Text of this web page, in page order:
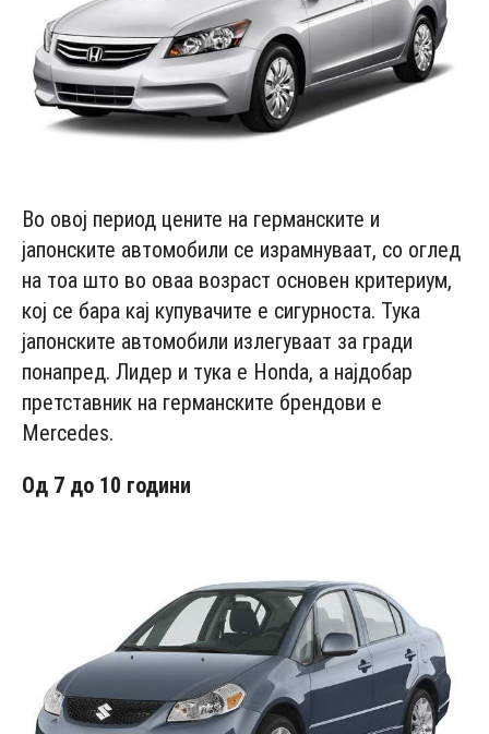
Во овој период цените на германските и
јапонските автомобили се израмнуваат, со оглед
на тоа што во оваа возраст основен критериум,
кој се бара кај купувачите е сигурноста. Тука
јапонските автомобили излегуваат за гради
понапред. Лидер и тука е Honda, а најдобар
претставник на германските брендови е
Mercedes.
Од 7 до 10 години